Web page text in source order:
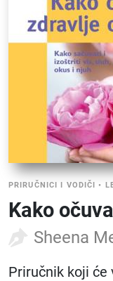
PRIRUČNICI I VODIČI •
Kako
Sheena
Priručnik koji